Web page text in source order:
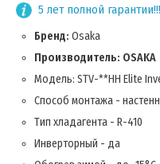
5 лет полной гарантии!!!
Бренд: Osaka
Производитель: OSAKA
Модель: STV-**HH Elite
Способ монтажа -
Тип хладагента - R-410
Инверторный - да